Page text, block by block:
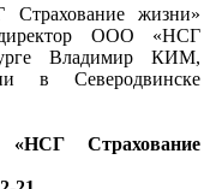
жизни»
ООО «НСГ
Владимир КИМ,
в Северодвинске
Страхование